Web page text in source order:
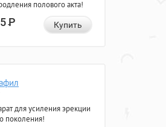
полового акта!
Р Купить
для усиления эрекции
поколения!